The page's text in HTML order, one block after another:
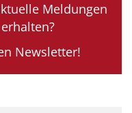
Meldungen
Newsletter!